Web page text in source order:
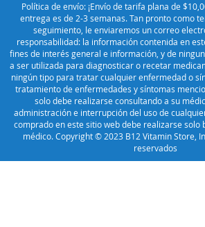
Política de envío: ¡Envío de tarifa plana de
entrega es de 2-3 semanas. Tan pronto como
seguimiento, le enviaremos un correo
responsabilidad: la información contenida en
fines de interés general e información, y de
a ser utilizada para diagnosticar o recetar
ningún tipo para tratar cualquier enfermedad o
tratamiento de enfermedades y síntomas
solo debe realizarse consultando a su
administración e interrupción del uso de
comprado en este sitio web debe realizarse solo
médico. Copyright © 2023 B12 Vitamin Store,
reservados